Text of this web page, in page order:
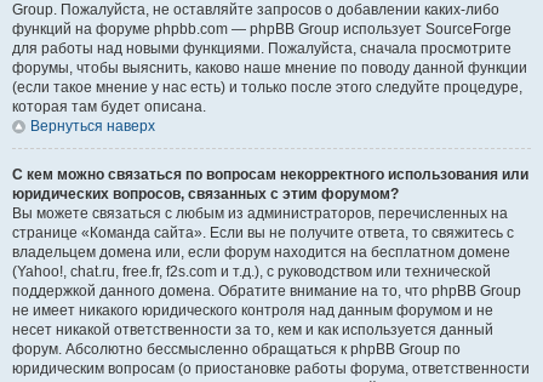
Group. Пожалуйста, не оставляйте запросов о добавлении каких-либо
функций на форуме phpbb.com — phpBB Group использует SourceForge
для работы над новыми функциями. Пожалуйста, сначала просмотрите
форумы, чтобы выяснить, каково наше мнение по поводу данной функции
(если такое мнение у нас есть) и только после этого следуйте процедуре,
которая там будет описана.
Вернуться наверх
С кем можно связаться по вопросам некорректного использования или
юридических вопросов, связанных с этим форумом?
Вы можете связаться с любым из администраторов, перечисленных на
странице «Команда сайта». Если вы не получите ответа, то свяжитесь с
владельцем домена или, если форум находится на бесплатном домене
(Yahoo!, chat.ru, free.fr, f2s.com и т.д.), с руководством или технической
поддержкой данного домена. Обратите внимание на то, что phpBB Group
не имеет никакого юридического контроля над данным форумом и не
несет никакой ответственности за то, кем и как используется данный
форум. Абсолютно бессмысленно обращаться к phpBB Group по
юридическим вопросам (о приостановке работы форума, ответственности